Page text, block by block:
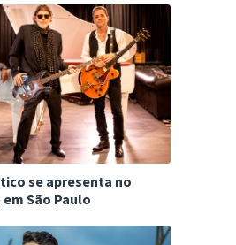
se apresenta no
São Paulo